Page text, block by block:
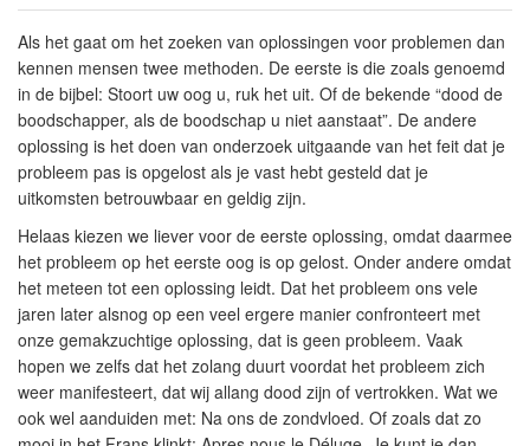
Als het gaat om het zoeken van oplossingen voor problemen dan
kennen mensen twee methoden. De eerste is die zoals genoemd
in de bijbel: Stoort uw oog u, ruk het uit. Of de bekende “dood de
boodschapper, als de boodschap u niet aanstaat”. De andere
oplossing is het doen van onderzoek uitgaande van het feit dat je
probleem pas is opgelost als je vast hebt gesteld dat je
uitkomsten betrouwbaar en geldig zijn.
Helaas kiezen we liever voor de eerste oplossing, omdat daarmee
het probleem op het eerste oog is op gelost. Onder andere omdat
het meteen tot een oplossing leidt. Dat het probleem ons vele
jaren later alsnog op een veel ergere manier confronteert met
onze gemakzuchtige oplossing, dat is geen probleem. Vaak
hopen we zelfs dat het zolang duurt voordat het probleem zich
weer manifesteert, dat wij allang dood zijn of vertrokken. Wat we
ook wel aanduiden met: Na ons de zondvloed. Of zoals dat zo